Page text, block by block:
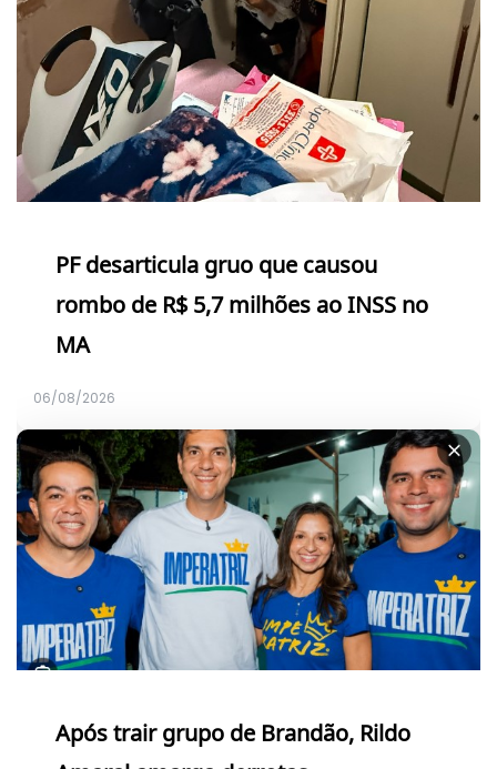
PF desarticula gruo que causou
rombo de R$ 5,7 milhões ao INSS no
MA
06/08/2026
Após trair grupo de Brandão, Rildo